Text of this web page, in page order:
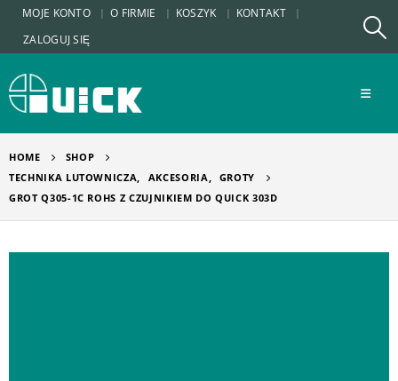
MOJE KONTO O FIRMIE KOSZYK
KONTAKT
ZALOGUJ SIĘ
HOME
SHOP
TECHNIKA LUTOWNICZA, AKCESORIA, GROTY
GROT Q305-1C ROHS Z CZUJNIKIEM DO QUICK 303D